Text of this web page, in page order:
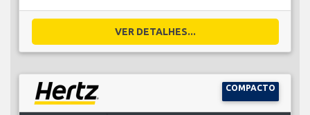
VER DETALHES...
COMPACTO